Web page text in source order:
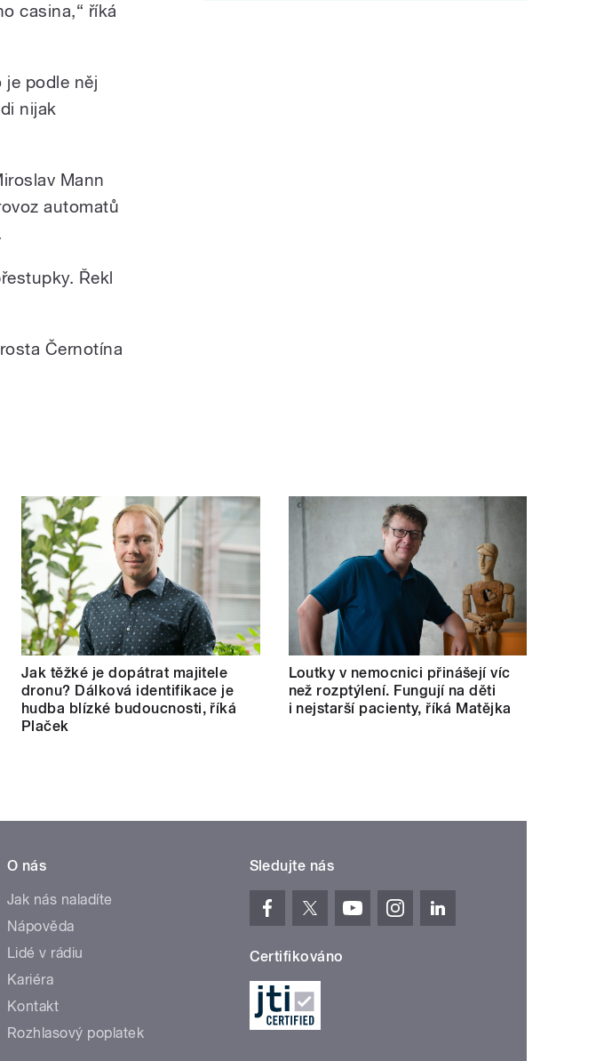
casina,“ říká
je podle něj
nijak
Mann
automatů
Řekl
Černotína
Jak těžké je dopátrat majitele
dronu? Dálková identifikace je
hudba blízké budoucnosti, říká
Plaček
Loutky v nemocnici přinášejí víc
než rozptýlení. Fungují na děti
i nejstarší pacienty, říká Matějka
O nás
Jak nás naladíte
Nápověda
Lidé v rádiu
Kariéra
Kontakt
Rozhlasový poplatek
Sledujte nás
Certifikováno